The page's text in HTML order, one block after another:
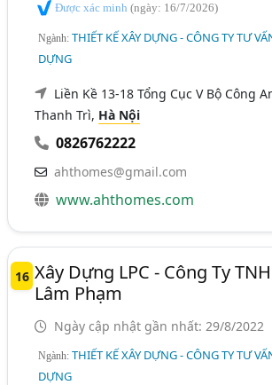
Được xác minh(ngày: 16/7/2026)
Ngành:THIẾT KẾ XÂY DỰNG - CÔNG TY TƯ
DỰNG
Liền Kề 13-18 Tổng Cục V Bộ Công
Thanh Trì, Hà Nội
0826762222
ahthomes@gmail.com
www.ahthomes.com
16 Xây Dựng LPC - Công Ty
Lâm Phạm
Ngày cập nhật gần nhất: 29/8/2022
Ngành:THIẾT KẾ XÂY DỰNG - CÔNG TY TƯ
DỰNG